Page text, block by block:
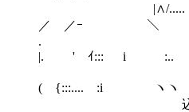
|∧/.....
／ ／ｰ ＼
.
|. ' ｲ::: i :..
{ u.
( {:::.... :i ヽヽ
込、